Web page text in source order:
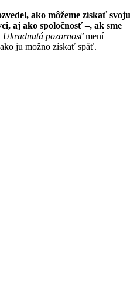
ako môžeme získať svoju
aj ako spoločnosť –, ak sme
Ukradnutá pozornosťmení
ju možno získať späť.